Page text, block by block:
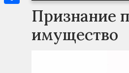
Признание
имущество
Отправить